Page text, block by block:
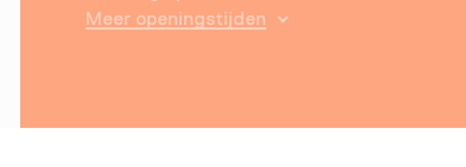
Meer openingstijden